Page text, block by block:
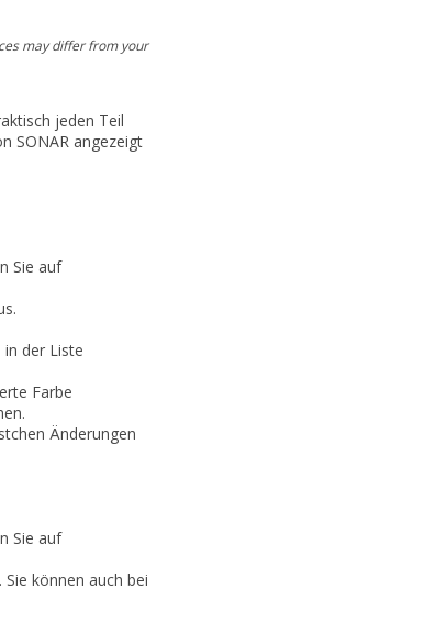
may differ from your
jeden Teil
SONAR angezeigt
Sie auf
der Liste
Farbe
Änderungen
Sie auf
können auch bei